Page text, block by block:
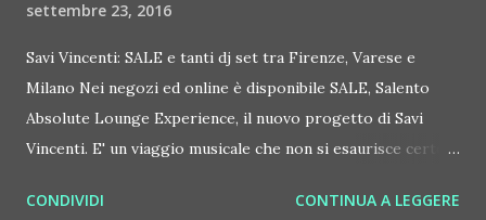
settembre 23, 2016
Savi Vincenti: SALE e tanti dj set tra Firenze, Varese e
Milano Nei negozi ed online è disponibile SALE, Salento
Absolute Lounge Experience, il nuovo progetto di Savi
Vincenti. E' un viaggio musicale che non si esaurisce certo
passata soprattutto il RioBo di Gallipoli, epicentro di
CONDIVIDI CONTINUA A LEGGERE